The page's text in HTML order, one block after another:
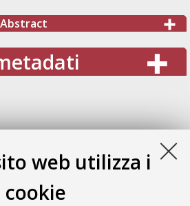
web utilizza i
cookie
Abstract